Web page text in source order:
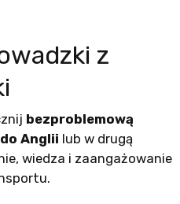
z
bezproblemową
Anglii lub w drugą
wiedza i zaangażowanie